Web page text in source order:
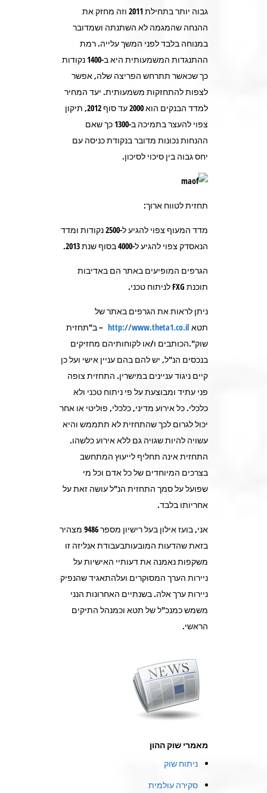
גבוה יותר בתחילת 2011 וזה מחזק את
ההנחה שהמגמה לא השתנתה ושמדובר
במנוחה בלבד לפני המשך עלייה. רמת
ההתנגדות המשמעותית היא ב-1400 נקודות
כך שכאשר תתרחש הפריצה שלה, אפשר
לצפות להתחזקות משמעותית. יעד המחיר
למדד הבנקים הוא 2000 עד סוף 2012, תיקון
צפוי להעצר בתמיכה ב-1300 כך שאם
ההנחות נכונות מדובר בנקודת כניסה עם
יחס גבוה בין סיכוי לסיכון.
תחזית לטווח ארוך:
מדד המעוף צפוי להגיע ל-2500 נקודות ומדד
הנאסדק צפוי להגיע ל-4000 בסוף שנת 2013.
הגרפים המופיעים באתר הם באדיבות
תוכנת FXG לניתוח טכני.
ניתן לראות את הגרפים באתר של
תטא http://www.theta1.co.il – ב"תחזית
שוק".הכותבים ו/או לקוחותיהם מחזיקים
בנכסים הנ"ל, יש להם בהם עניין אישי ועל כן
קיים ניגוד עניינים במישרין. התחזית צופה
פני עתיד ומבוצעת על פי ניתוח טכני ולא
כלכלי. כל אירוע מדיני, כלכלי, פוליטי או אחר
יכול לגרום לכך שהתחזית לא תתממש והיא
עשויה להיות שגויה גם ללא אירוע כלשהו.
התחזית אינה תחליף לייעוץ המתחשב
בצרכים המיוחדים של כל אדם וכל מי
שפועל על סמך התחזית הנ"ל עושה זאת על
אחריותו בלבד.
אני, בועז אילון בעל רישיון מספר 9486 מצהיר
בזאת שהדעות המובעותבעבודת אנליזה זו
משקפות נאמנה את דעותיי האישיות על
ניירות הערך המסוקרים ועלהתאגיד שהנפיק
ניירות ערך אלה. בשנתיים האחרונות הנני
משמש כמנכ"ל של תטא וכמנהל התיקים
הראשי.
מאמרי שוק ההון
ניתוח שוק
סקירה עולמית